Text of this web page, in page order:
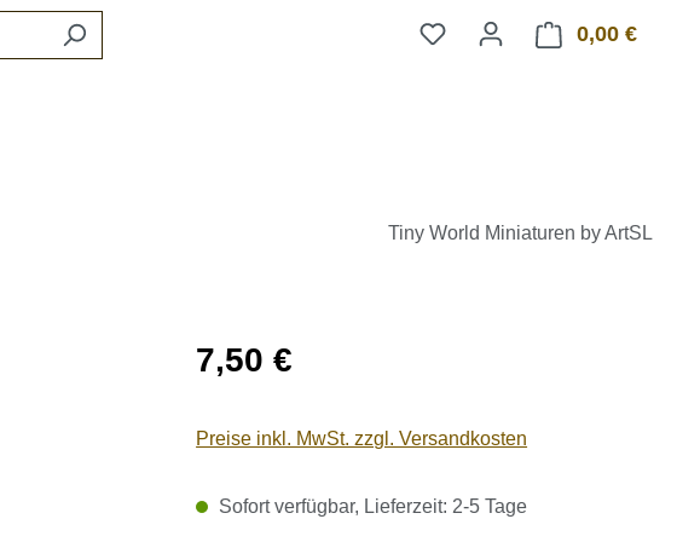
0,00 €
Tiny World Miniaturen by ArtSL
Regulärer Preis:
7,50 €
Preise inkl. MwSt. zzgl. Versandkosten
Sofort verfügbar, Lieferzeit: 2-5 Tage